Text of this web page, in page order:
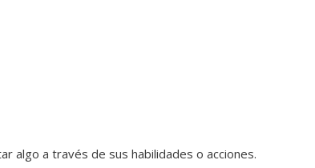
algo a través de sus habilidades o acciones.